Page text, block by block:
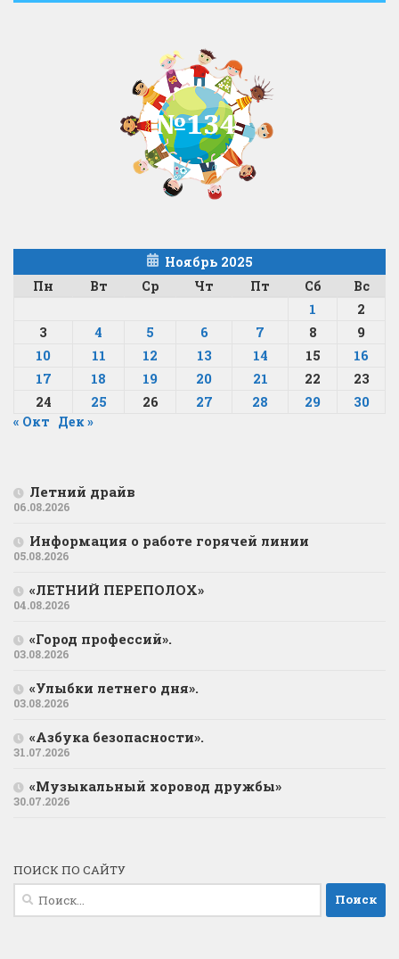
Ноябрь 2025
Пн
Вт Ср Чт Пт Сб Вс
1
2
3
4 5 6 7 8
9
10
11 12 13 14 15
16
17
18 19 20 21 22
23
24
25 26 27 28 29 30
« Окт Дек »
Летний драйв
06.08.2026
Информация о работе горячей линии
05.08.2026
«ЛЕТНИЙ ПЕРЕПОЛОХ»
04.08.2026
«Город профессий».
03.08.2026
«Улыбки летнего дня».
03.08.2026
«Азбука безопасности».
31.07.2026
«Музыкальный хоровод дружбы»
30.07.2026
ПОИСК ПО САЙТУ
Найти: